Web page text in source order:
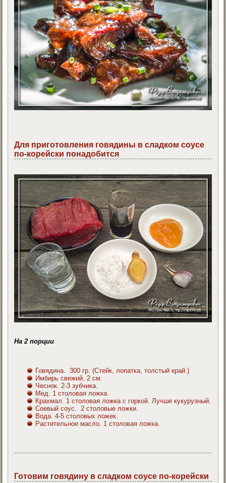
Для приготовления говядины в сладком соусе
по-корейски понадобится
На 2 порции
Говядина. 300 гр. (Стейк, лопатка, толстый край.)
Имбирь свежий. 2 см.
Чеснок. 2-3 зубчика.
Мед. 1 столовая ложка.
Крахмал. 1 столовая ложка с горкой. Лучше кукурузный.
Соевый соус. 2 столовые ложки.
Вода. 4-5 столовых ложек.
Растительное масло. 1 столовая ложка.
Готовим говядину в сладком соусе по-корейски